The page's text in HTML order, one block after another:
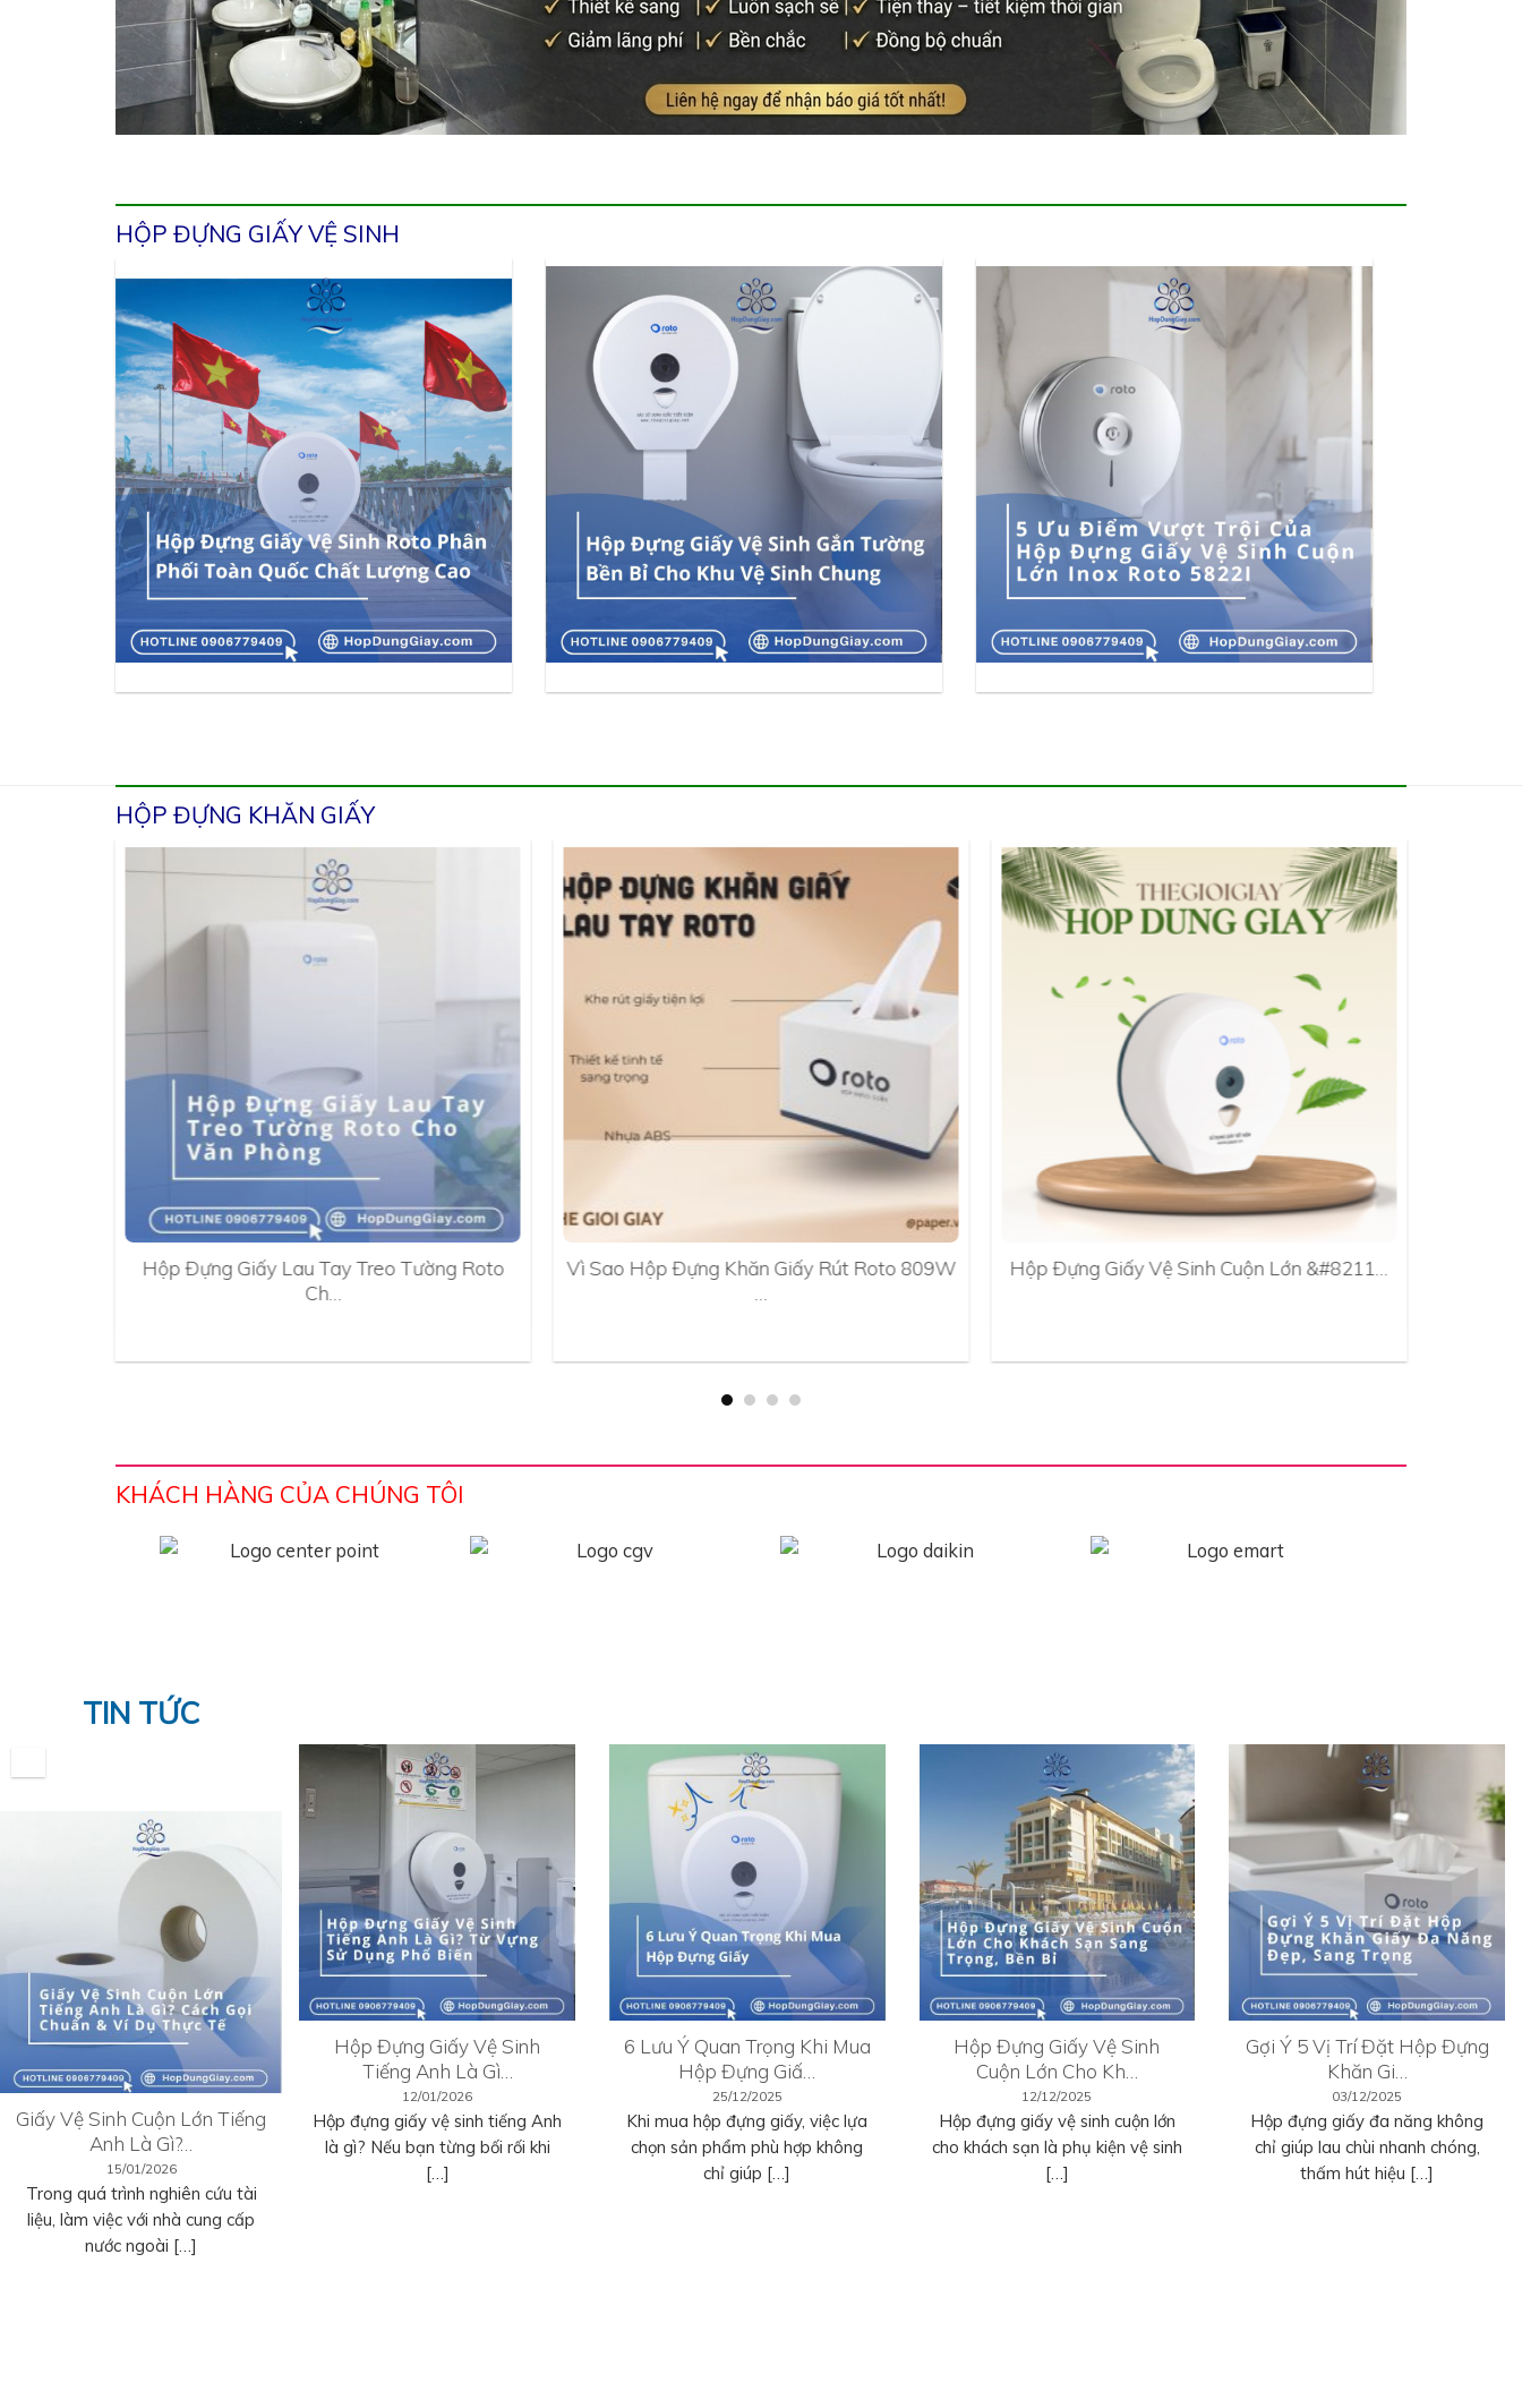
HỘP ĐỰNG GIẤY VỆ SINH
HỘP ĐỰNG KHĂN GIẤY
Hộp Đựng Giấy Lau Tay Treo Tường Roto
Ch…
Vì Sao Hộp Đựng Khăn Giấy Rút Roto 809W
Hộp Đựng Giấy Vệ Sinh Cuộn Lớn &#8211…
KHÁCH HÀNG CỦA CHÚNG TÔI
TIN TỨC
Giấy Vệ Sinh Cuộn Lớn Tiếng
Anh Là Gì?…
15/01/2026
Trong quá trình nghiên cứu tài
liệu, làm việc với nhà cung cấp
nước ngoài […]
Hộp Đựng Giấy Vệ Sinh
Tiếng Anh Là Gì…
12/01/2026
Hộp đựng giấy vệ sinh tiếng Anh
là gì? Nếu bạn từng bối rối khi
[…]
6 Lưu Ý Quan Trọng Khi Mua
Hộp Đựng Giấ…
25/12/2025
Khi mua hộp đựng giấy, việc lựa
chọn sản phẩm phù hợp không
chỉ giúp […]
Hộp Đựng Giấy Vệ Sinh
Cuộn Lớn Cho Kh…
12/12/2025
Hộp đựng giấy vệ sinh cuộn lớn
cho khách sạn là phụ kiện vệ sinh
[…]
Gợi Ý 5 Vị Trí Đặt Hộp Đựng
Khăn Gi…
03/12/2025
Hộp đựng giấy đa năng không
chỉ giúp lau chùi nhanh chóng,
thấm hút hiệu […]